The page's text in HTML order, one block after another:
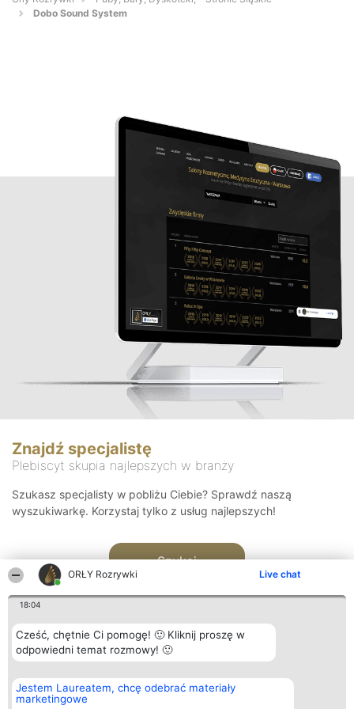
ORŁY Rozrywki Live chat
18:04
Cześć, chętnie Ci pomogę! 🙂 Kliknij proszę w
odpowiedni temat rozmowy! 🙂
Jestem Laureatem, chcę odebrać materiały
marketingowe
Dobo Sound System
Znajdź specjalistę
Plebiscyt skupia najlepszych w branży
Szukasz specjalisty w pobliżu Ciebie? Sprawdź naszą
wyszukiwarkę. Korzystaj tylko z usług najlepszych!
Szukaj
Organizator plebiscytu
Bright Side Solutions sp. z o.
o. sp. k.
Plebiscyt
Laureaci
Kontakt
Kontakt